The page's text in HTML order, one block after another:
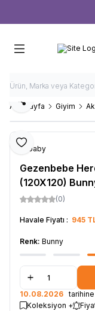
Ana Sayfa Giyim
Favoriye Ekle
Paylaş
b-baby
Gezenbebe
(120X120)
(0)
Havale Fiyatı : 945
Renk: Bunny
10.08.2026
Koleksiyon +